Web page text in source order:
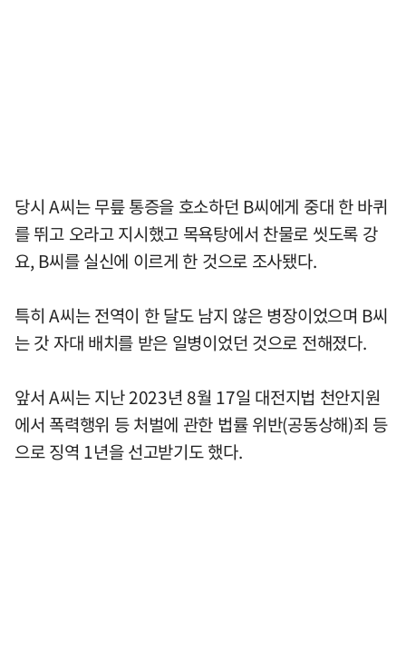
당시 A씨는 무릎 통증을 호소하던 B씨에게 중대 한 바퀴
를 뛰고 오라고 지시했고 목욕탕에서 찬물로 씻도록 강
요, B씨를 실신에 이르게 한 것으로 조사됐다.
특히 A씨는 전역이 한 달도 남지 않은 병장이었으며 B씨
는 갓 자대 배치를 받은 일병이었던 것으로 전해졌다.
앞서 A씨는 지난 2023년 8월 17일 대전지법 천안지원
에서 폭력행위 등 처벌에 관한 법률 위반(공동상해)죄 등
으로 징역 1년을 선고받기도 했다.